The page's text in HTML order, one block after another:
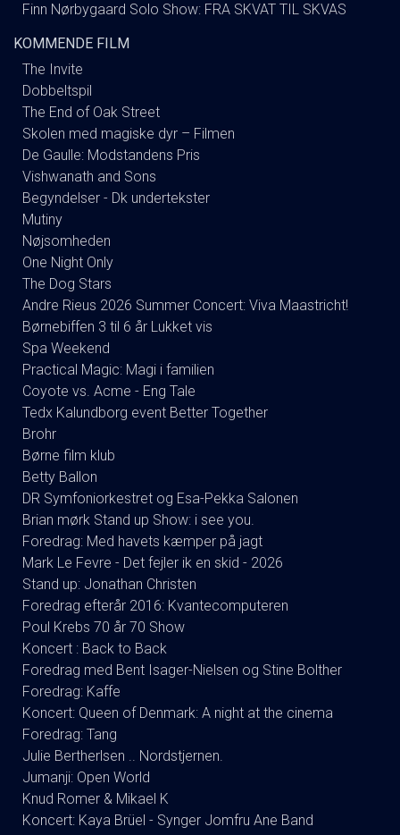
Finn Nørbygaard Solo Show: FRA SKVAT TIL SKVAS
KOMMENDE FILM
The Invite
Dobbeltspil
The End of Oak Street
Skolen med magiske dyr – Filmen
De Gaulle: Modstandens Pris
Vishwanath and Sons
Begyndelser - Dk undertekster
Mutiny
Nøjsomheden
One Night Only
The Dog Stars
Andre Rieus 2026 Summer Concert: Viva Maastricht!
Børnebiffen 3 til 6 år Lukket vis
Spa Weekend
Practical Magic: Magi i familien
Coyote vs. Acme - Eng Tale
Tedx Kalundborg event Better Together
Brohr
Børne film klub
Betty Ballon
DR Symfoniorkestret og Esa-Pekka Salonen
Brian mørk Stand up Show: i see you.
Foredrag: Med havets kæmper på jagt
Mark Le Fevre - Det fejler ik en skid - 2026
Stand up: Jonathan Christen
Foredrag efterår 2016: Kvantecomputeren
Poul Krebs 70 år 70 Show
Koncert : Back to Back
Foredrag med Bent Isager-Nielsen og Stine Bolther
Foredrag: Kaffe
Koncert: Queen of Denmark: A night at the cinema
Foredrag: Tang
Julie Bertherlsen .. Nordstjernen.
Jumanji: Open World
Knud Romer & Mikael K
Koncert: Kaya Brüel - Synger Jomfru Ane Band